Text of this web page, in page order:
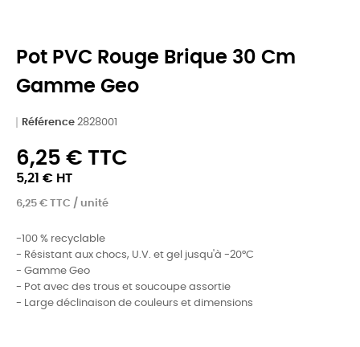
Pot PVC Rouge Brique 30 Cm
Gamme Geo
Référence 2828001
6,25 € TTC
5,21 € HT
6,25 € TTC / unité
-100 % recyclable
- Résistant aux chocs, U.V. et gel jusqu'à -20°C
- Gamme Geo
- Pot avec des trous et soucoupe assortie
- Large déclinaison de couleurs et dimensions